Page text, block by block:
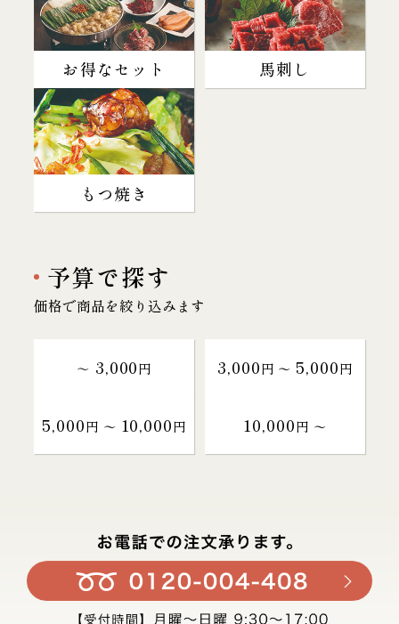
お得なセット 馬刺し
もつ焼き
予算で探す
価格で商品を絞り込みます
～ 3,000円 3,000円 〜 5,000円
5,000円 〜 10,000円 10,000円 〜